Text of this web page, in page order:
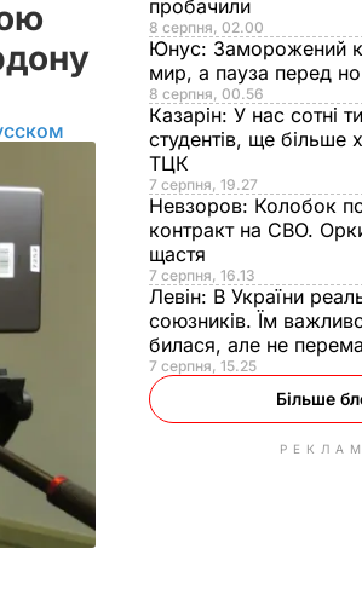
пробачили
8 серпня, 02.00
Юнус: Заморожений
мир, а пауза перед
8 серпня, 00.56
Казарін: У нас сотні
студентів, ще більше
ТЦК
7 серпня, 19.27
Невзоров: Колобок
контракт на СВО.
щастя
7 серпня, 16.13
Левін: В України
союзників. Їм
билася, але не
7 серпня, 15.25
Більше